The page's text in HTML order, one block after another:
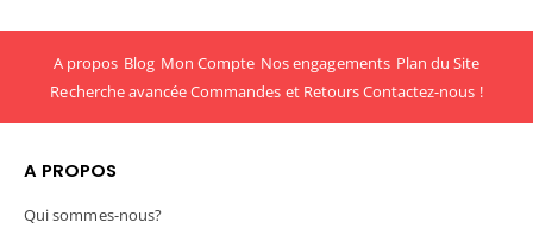
A propos Blog Mon Compte Nos engagements Plan du Site
Recherche avancéeCommandes et RetoursContactez-nous !
A PROPOS
Qui sommes-nous?